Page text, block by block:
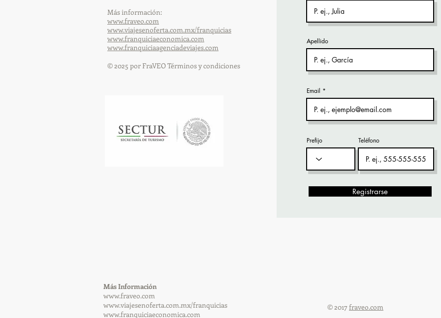
Más información:
www.fraveo.com
www.viajesenoferta.com.mx/franquicias
www.franquiciaeconomica.com
www.franquiciaagenciadeviajes.com
© 2025 por FraVEO Términos y condiciones
Apellido
Email
Prefijo Teléfono
Registrarse
​Más Información
www.fraveo.com
www.viajesenoferta.com.mx/franquicias
www.franquiciaeconomica.com
© 2017 fraveo.com